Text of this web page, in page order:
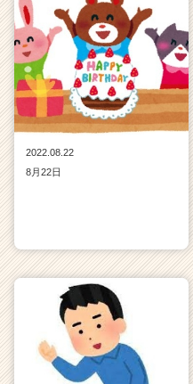
e
r）
2022.08.22
8月22日